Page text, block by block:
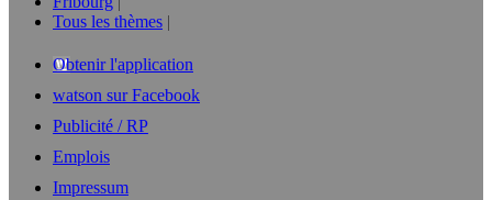
Tous les thèmes
Obtenir l'application
watson sur Facebook
Publicité / RP
Emplois
Impressum